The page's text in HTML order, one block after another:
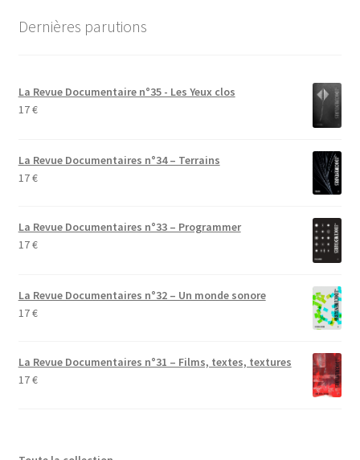
Dernières parutions
La Revue Documentaire n°35 - Les Yeux clos
17€
La Revue Documentaires n°34 – Terrains
17€
La Revue Documentaires n°33 – Programmer
17€
La Revue Documentaires n°32 – Un monde sonore
17€
La Revue Documentaires n°31 – Films, textes, textures
17€